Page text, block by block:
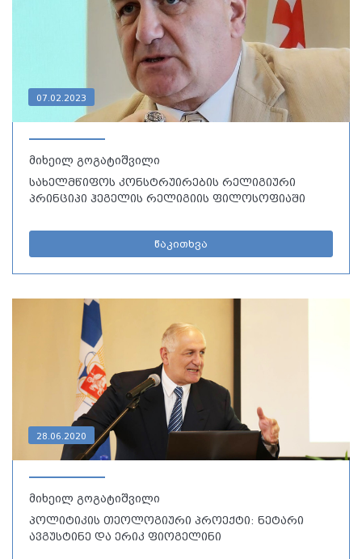
07.02.2023
მიხეილ გოგატიშვილი
სახელმწიფოს კონსტრუირების რელიგიური
პრინციპი ჰეგელის რელიგიის ფილოსოფიაში
წაკითხვა
28.06.2020
მიხეილ გოგატიშვილი
პოლიტიკის თეოლოგიური პროექტი: ნეტარი
ავგუსტინე და ერიკ ფიოგელინი